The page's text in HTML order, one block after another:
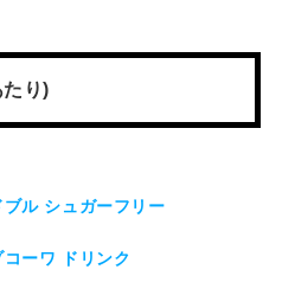
り)
ブル シュガーフリー
コーワ ドリンク